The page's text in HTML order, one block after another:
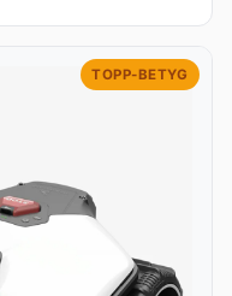
TOPP-BETYG